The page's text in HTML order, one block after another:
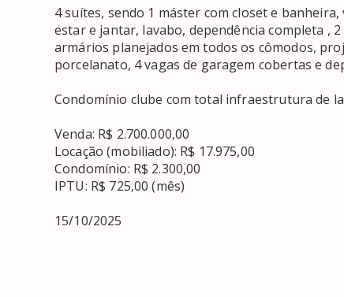
4 suítes, sendo 1 máster com closet e
estar e jantar, lavabo, dependência completa ,
armários planejados em todos os cômodos,
porcelanato, 4 vagas de garagem cobertas e
Condomínio clube com total infraestrutura de
Venda: R$ 2.700.000,00
Locação (mobiliado): R$ 17.975,00
Condomínio: R$ 2.300,00
IPTU: R$ 725,00 (mês)
15/10/2025